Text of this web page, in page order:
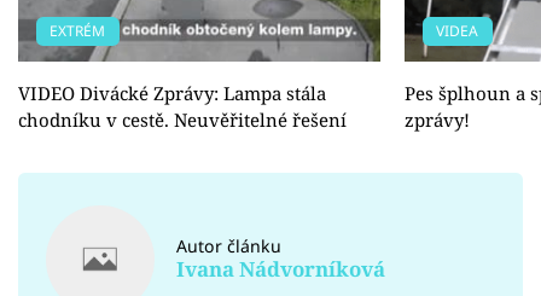
EXTRÉM
VIDEO Divácké Zprávy: Lampa stála
chodníku v cestě. Neuvěřitelné řešení
VIDEA
Pes šplhoun a
zprávy!
Autor článku
Ivana Nádvorníková